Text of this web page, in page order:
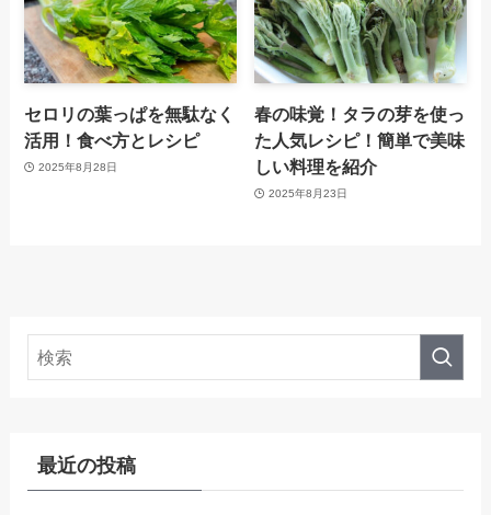
セロリの葉っぱを無駄なく
活用！食べ方とレシピ
2025年8月28日
春の味覚！タラの芽を使っ
た人気レシピ！簡単で美味
しい料理を紹介
2025年8月23日
最近の投稿